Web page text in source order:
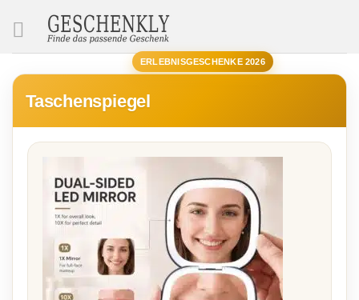
ERLEBNISGESCHENKE 2026
Taschenspiegel